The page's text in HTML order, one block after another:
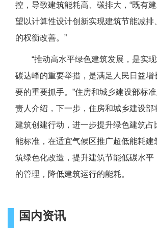
控，导致建筑能耗高、碳排大，“既有
望以计算性设计创新实现建筑节能减排
的权衡改善。”
“推动高水平绿色建筑发展，是实现
碳达峰的重要举措，是满足人民日益增
要的重要抓手。”住房和城乡建设部标
责人介绍，下一步，住房和城乡建设部
建筑创建行动，进一步提升绿色建筑占
能标准，在适宜气候区推广超低能耗建
筑绿色化改造，提升建筑节能低碳水平
的管理，降低建筑运行的能耗。
国内资讯